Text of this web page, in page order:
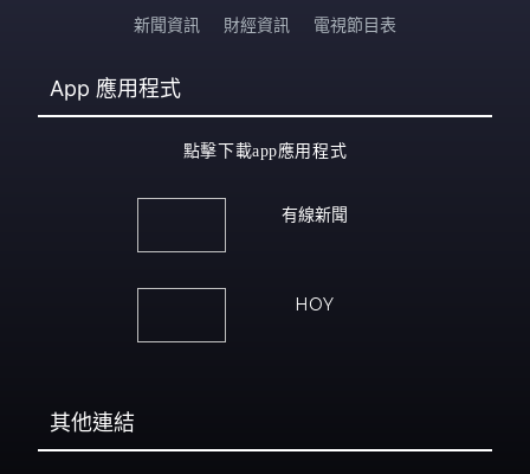
新聞資訊 財經資訊 電視節目表
App 應用程式
點擊下載app應用程式
有線新聞
HOY
其他連結